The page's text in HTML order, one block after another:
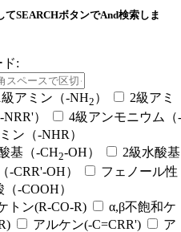
SEARCHボタンでAnd検索しま
ド:
級アミン（-NH2 ）
2級アミ
）
4級アンモニウム（-
ン（-NHR）
基（-CH2-OH）
2級水酸基
-CRR'-OH）
フェノール性
-COOH）
トン(R-CO-R)
α,β不飽和ケ
アルケン(-C=CRR')
ア